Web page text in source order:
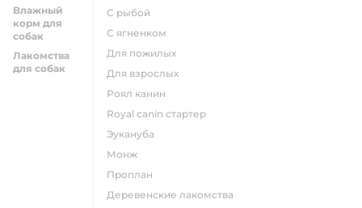
Влажный
корм для
собак
Лакомства
для собак
с рыбой
с ягненком
для пожилых
для взрослых
роял канин
Royal canin стартер
эукануба
монж
проплан
деревенские лакомства